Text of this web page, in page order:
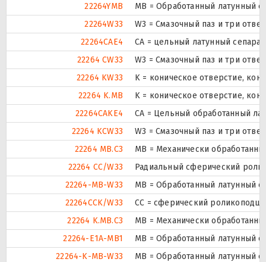
22264YMB
MB = Обработанный латунный
22264W33
W3 = Смазочный паз и три
22264CAE4
CA = цельный латунный
22264 CW33
W3 = Смазочный паз и три
22264 KW33
K = коническое отверстие,
22264 K.MB
K = коническое отверстие,
22264CAKE4
CA = Цельный обработанный
22264 KCW33
W3 = Смазочный паз и три
22264 MB.C3
MB = Механически
22264 CC/W33
Радиальный сферический
22264-MB-W33
MB = Обработанный латунный
22264CCK/W33
CC = сферический
22264 K.MB.C3
MB = Механически
22264-E1A-MB1
MB = Обработанный латунный
22264-K-MB-W33
MB = Обработанный латунный